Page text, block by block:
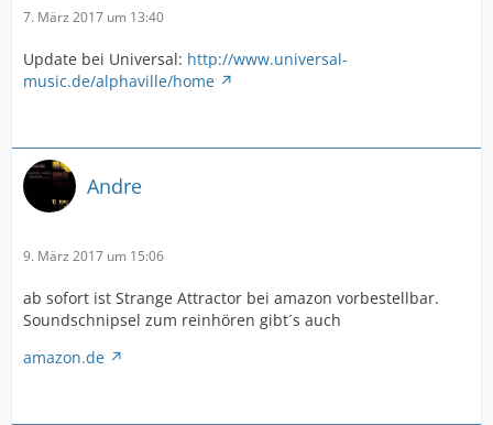
7. März 2017 um 13:40
Update bei Universal: http://www.universal-
music.de/alphaville/home
Andre
9. März 2017 um 15:06
ab sofort ist Strange Attractor bei amazon vorbestellbar.
Soundschnipsel zum reinhören gibt´s auch
amazon.de